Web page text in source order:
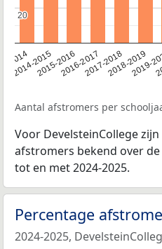
2014
2014-20152015-20162016-20172017-20182018-2019
2019-
20
20
Aantal afstromers per
Voor DevelsteinCollege
afstromers bekend over
tot en met 2024-2025.
Percentage
2024-2025,